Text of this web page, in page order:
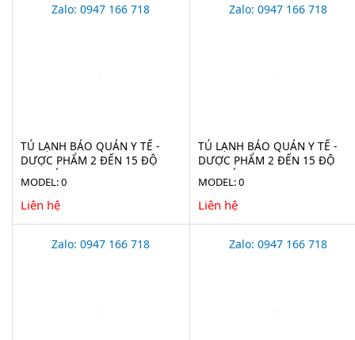
Zalo: 0947 166 718
TỦ LẠNH BẢO QUẢN Y TẾ -
DƯỢC PHẨM 2 ĐẾN 15 ĐỘ
2100 LÍT EVERMED LR 2100
(ADVANCED)
MODEL: 0
Liên hệ
Zalo: 0947 166 718
TỦ LẠNH BẢO QUẢN Y TẾ -
DƯỢC PHẨM 2 ĐẾN 15 ĐỘ
1365 LÍT LR 1365 (ADVANCED)
MODEL: 0
Liên hệ
Zalo: 0947 166 718 Zalo: 0947 166 718